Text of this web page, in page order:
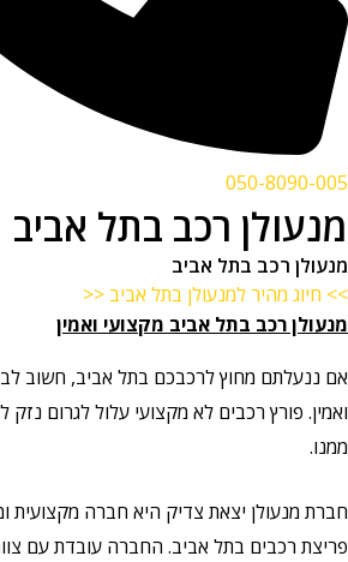
050-8090-005
מנעולן רכב בתל אביב
מנעולן רכב בתל אביב
>> חיוג מהיר למנעולן בתל אביב <<
מנעולן רכב בתל אביב מקצועי ואמין
אם ננעלתם מחוץ לרכבכם בתל אביב, חשוב
ואמין. פורץ רכבים לא מקצועי עלול לגרום נזק
ממנו.
חברת מנעולן יצאת צדיק היא חברה מקצועית
פריצת רכבים בתל אביב. החברה עובדת עם